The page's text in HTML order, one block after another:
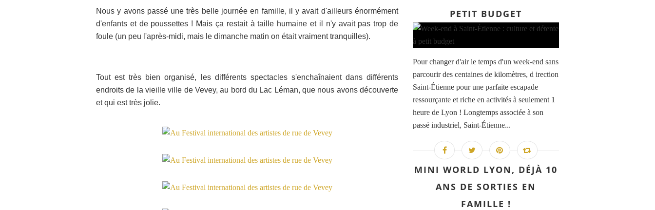
Nous y avons passé une très belle journée en famille, il y avait d'ailleurs énormément
d'enfants et de poussettes ! Mais ça restait à taille humaine et il n'y avait pas trop de
foule (un peu l'après-midi, mais le dimanche matin on était vraiment tranquilles).
Tout est très bien organisé, les différents spectacles s'enchaînaient dans différents
endroits de la vieille ville de Vevey, au bord du Lac Léman, que nous avons découverte
et qui est très jolie.
PETIT BUDGET
Pour changer d'air le temps d'un week-end sans
parcourir des centaines de kilomètres, d irection
Saint-Étienne pour une parfaite escapade
ressourçante et riche en activités à seulement 1
heure de Lyon ! Longtemps associée à son
passé industriel, Saint-Étienne...
MINI WORLD LYON, DÉJÀ 10
ANS DE SORTIES EN
FAMILLE !